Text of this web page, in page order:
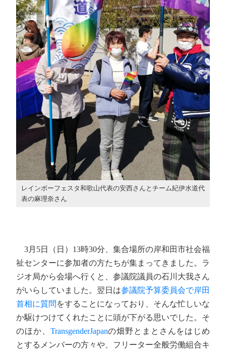
レインボーフェスタ和歌山代表の安西さんとチーム紀伊水道代
表の麻理奈さん
3月5日（日）13時30分、集合場所の岸和田市社会福
祉センターに参加者の方たちが集まってきました。ラ
ジオ局から会場へ行くと、参議院議員の石川大我さん
がいらしていました。翌日は参議院予算委員会で岸田
首相に質問 をすることになっており、そんな忙しいな
か駆けつけてくれたことに頭が下がる思いでした。そ
のほか、 TransgenderJapanの畑野とまとさんをはじめ
とするメンバーの方々や、フリーター全般労働組合キ